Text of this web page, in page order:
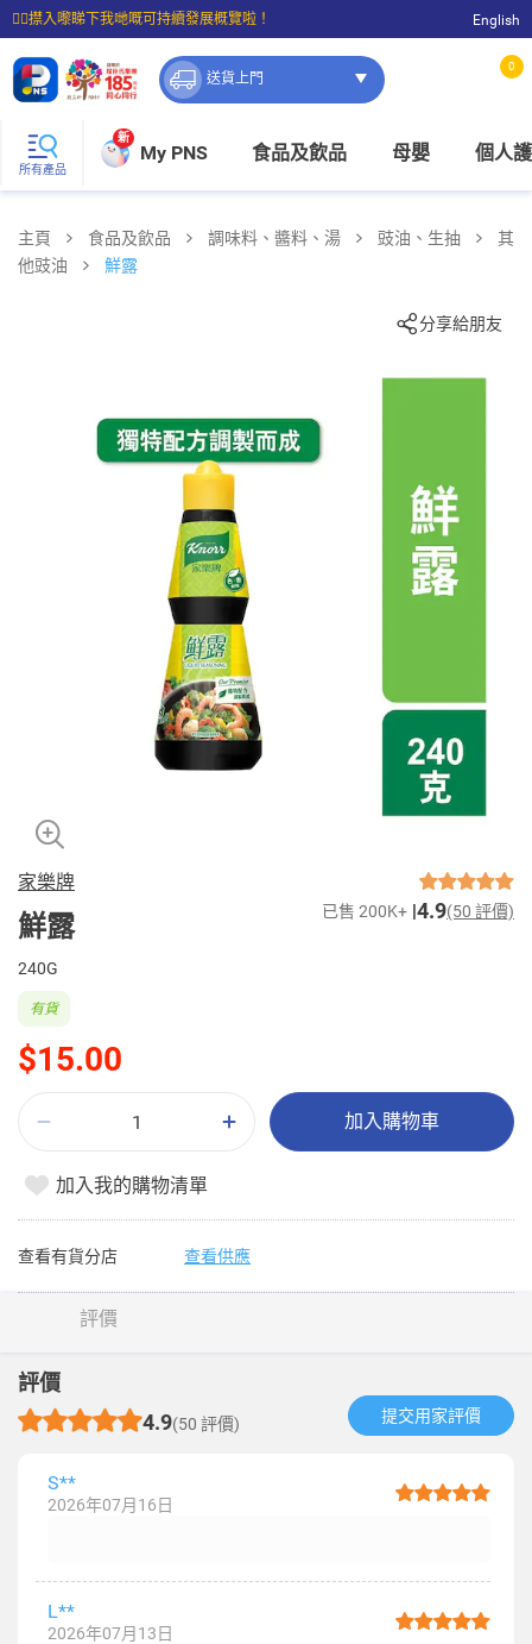
☝🏼㩒入嚟睇下我哋嘅可持續發展概覽啦！
⭐購物滿$399即享免費送貨；滿$100即可免費店取。
English
送貨上門
0
所有產品
新
My PNS 食品及飲品 母嬰 個人
主頁 食品及飲品 調味料、醬料、湯 豉油、生抽
其
他豉油
鮮露
分享給朋友
家樂牌
鮮露 已售 200K+ 4.9(50 評價)
240G
$15.00
有貨
加入購物車
加入我的購物清單
查看有貨分店 查看供應
評價
評價
4.9(50 評價) 提交用家評價​
S**
2026年07月16日
L**
2026年07月13日